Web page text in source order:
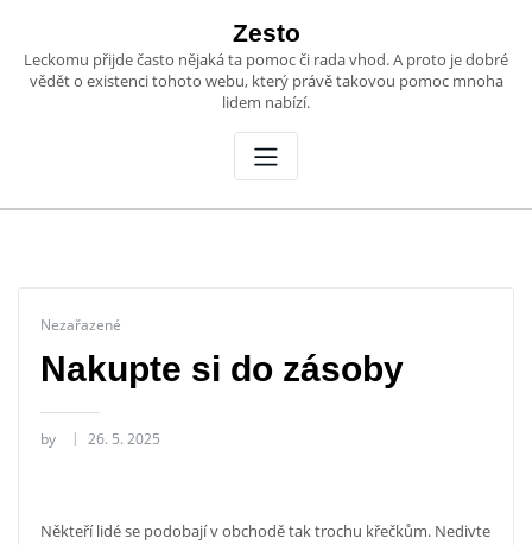
content
Zesto
Leckomu přijde často nějaká ta pomoc či rada vhod. A proto je dobré
vědět o existenci tohoto webu, který právě takovou pomoc mnoha
lidem nabízí.
Nezařazené
Nakupte si do zásoby
by 26. 5. 2025
Někteří lidé se podobají v obchodě tak trochu křečkům. Nedivte